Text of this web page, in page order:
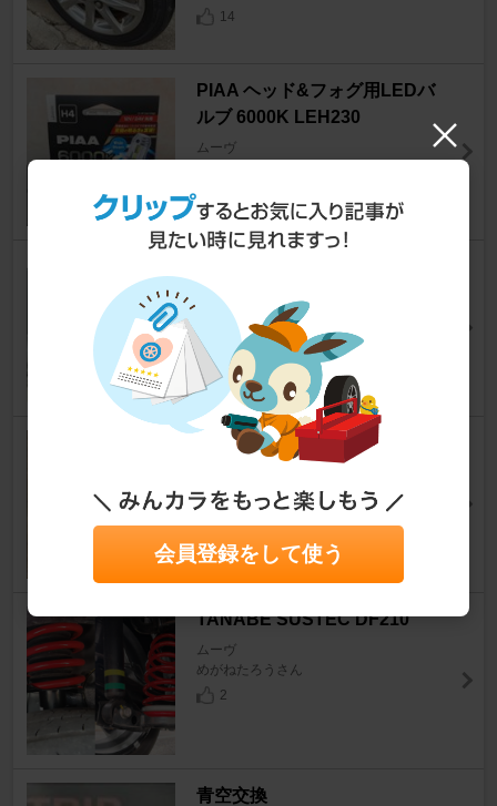
14
PIAA ヘッド&フォグ用LEDバ
ルブ 6000K LEH230
ムーヴ
ムーヴ
しゅういちさん
AXS CORPORATION LEDポジ
ションバルブGRX-702
ムーヴ
8
TANABE SUSTEC DF210
ムーヴ
めがねたろうさん
2
青空交換
会員登録をして使う